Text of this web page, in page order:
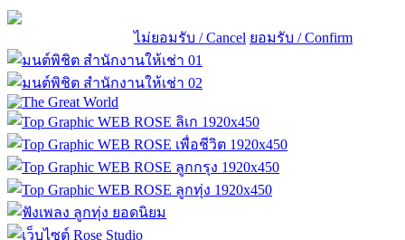
ไม่ยอมรับ / Cancel ยอมรับ / Confirm